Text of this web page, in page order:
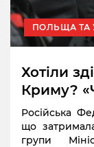
ПОЛЬЩА ТА
Хотіли
Криму?
Російська
що
групи